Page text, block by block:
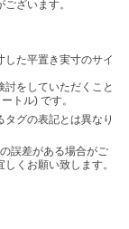
ざいます。
た平置き実寸のサイ
をしていただくこと
トル) です。
グの表記とは異なり
誤差がある場合がご
くお願い致します。